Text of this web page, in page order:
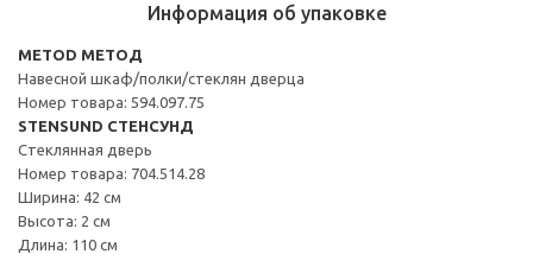
Информация об упаковке
METOD МЕТОД
Навесной шкаф/полки/стеклян дверца
Номер товара: 594.097.75
STENSUND СТЕНСУНД
Стеклянная дверь
Номер товара: 704.514.28
Ширина: 42 см
Высота: 2 см
Длина: 110 см